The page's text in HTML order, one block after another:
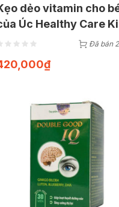
dẻo vitamin cho
Úc Healthy Care
Multivitamins
Đã bán
₫